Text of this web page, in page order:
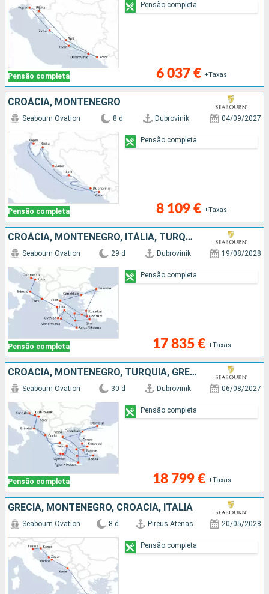
Pensão completa 6 037 € +Taxas
Pensão completa
CROÁCIA, MONTENEGRO
Pensão completa
Seabourn Ovation 8 d Dubrovinik 04/09/2027
8 109 € +Taxas
Pensão completa
CROÁCIA, MONTENEGRO, ITÁLIA, TURQUIA, GRÉCIA
Pensão completa
Seabourn Ovation 29 d Dubrovinik 19/08/2028
17 835 € +Taxas
Pensão completa
CROÁCIA, MONTENEGRO, TURQUIA, GRÉCIA, ITÁLIA
Pensão completa
Seabourn Ovation 30 d Dubrovinik 06/08/2027
18 799 € +Taxas
Pensão completa
GRÉCIA, MONTENEGRO, CROÁCIA, ITÁLIA
Seabourn Ovation 8 d Pireus Atenas 20/05/2028
Pensão completa